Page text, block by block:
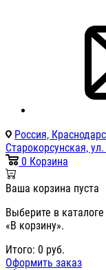
Россия,
Старокорсунская,
0 Корзина
Ваша корзина пуста
Выберите в
«В корзину».
Итого: 0 руб.
Оформить заказ